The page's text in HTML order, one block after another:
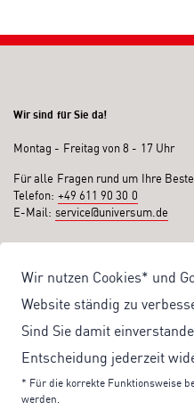
Wir nutzen Cookies* und
Website ständig zu
Sind Sie damit
Entscheidung jederzeit
* Für die korrekte Funktionsweise
werden.
Wir sind für Sie da!
Montag - Freitag von 8 - 17 Uhr
Für alle Fragen rund um Ihre
Telefon: +49 611 90 30 0
E-Mail: service@universum.de
Kostenloser Versand ab 50€
Sicher Einkaufen: Rechnung, PayPal
Produktentwicklung von eigener
Sonderaktionen & Preisvorteile
Aktuelle News zu unseren Shop-